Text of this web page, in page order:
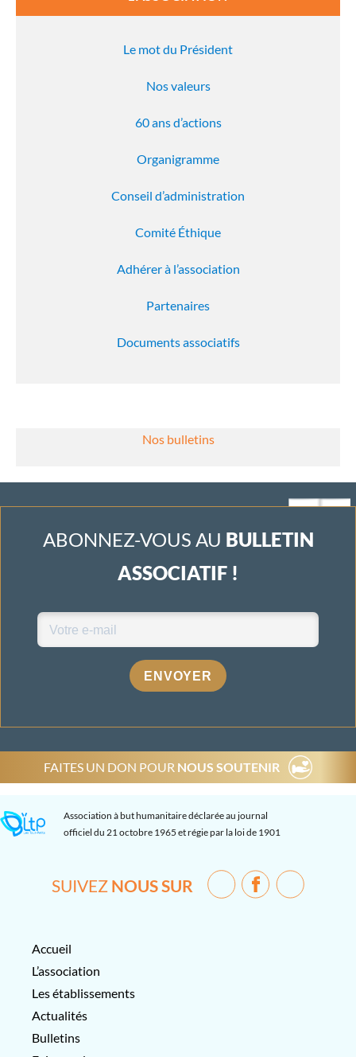
Le mot du Président
Nos valeurs
60 ans d’actions
Organigramme
Conseil d’administration
Comité Éthique
Adhérer à l’association
Partenaires
Documents associatifs
Nos bulletins
ABONNEZ-VOUS AU BULLETIN
ASSOCIATIF !
ENVOYER
FAITES UN DON POUR NOUS SOUTENIR
Association à but humanitaire déclarée au journal
officiel du 21 octobre 1965 et régie par la loi de 1901
SUIVEZ NOUS SUR
Accueil
L’association
Les établissements
Actualités
Bulletins